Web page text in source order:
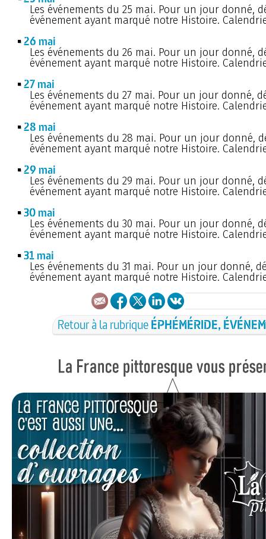
Les événements du 25 mai. Pour un jour donné,
événement ayant marqué notre Histoire.
26 mai
Les événements du 26 mai. Pour un jour donné,
événement ayant marqué notre Histoire.
27 mai
Les événements du 27 mai. Pour un jour donné,
événement ayant marqué notre Histoire.
28 mai
Les événements du 28 mai. Pour un jour donné,
événement ayant marqué notre Histoire.
29 mai
Les événements du 29 mai. Pour un jour donné,
événement ayant marqué notre Histoire.
30 mai
Les événements du 30 mai. Pour un jour donné,
événement ayant marqué notre Histoire.
31 mai
Les événements du 31 mai. Pour un jour donné,
événement ayant marqué notre Histoire.
Retour à la rubriqueÉPHÉMÉRIDE,